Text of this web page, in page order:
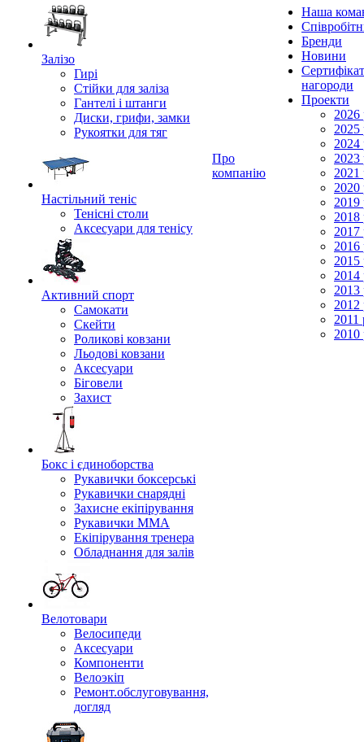
Залізо
Гирі
Стійки для заліза
Гантелі і штанги
Диски, грифи, замки
Рукоятки для тяг
Настільний теніс
Тенісні столи
Аксесуари для тенісу
Активний спорт
Самокати
Скейти
Роликові ковзани
Льодові ковзани
Аксесуари
Біговели
Захист
Бокс і єдиноборства
Рукавички боксерські
Рукавички снарядні
Захисне екіпірування
Рукавички ММА
Екіпірування тренера
Обладнання для залів
Велотовари
Велосипеди
Аксесуари
Компоненти
Велоэкіп
Ремонт.обслуговування,
догляд
Про
компанію
Наша
Бренди
Новини
нагороди
Проекти
2026
2025
2024
2023
2021
2020
2019
2018
2017
2016
2015
2014
2013
2012
2011
2010